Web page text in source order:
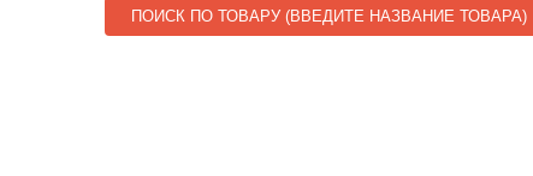
ПОИСК ПО ТОВАРУ (ВВЕДИТЕ НАЗВАНИЕ ТОВАРА)